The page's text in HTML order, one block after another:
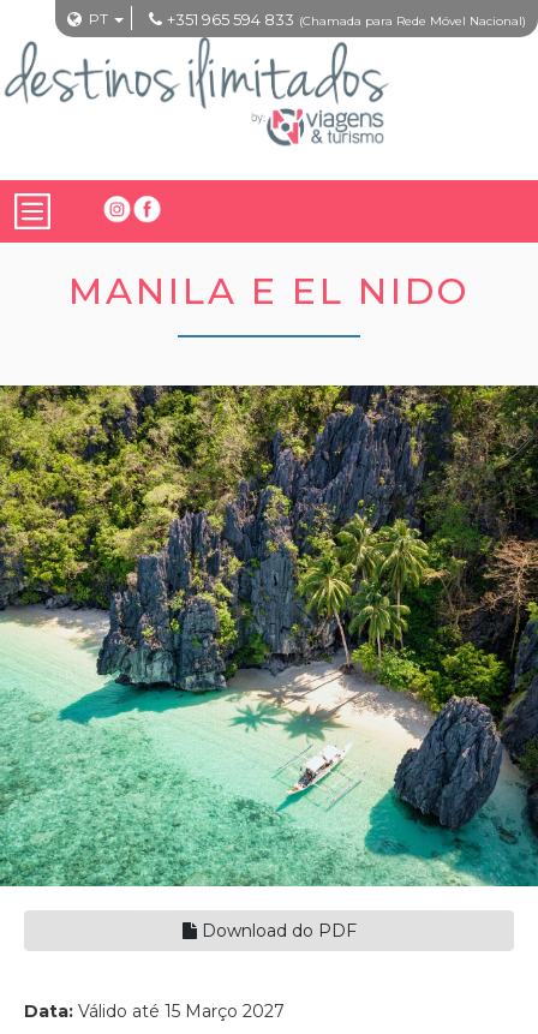
PT +351 965 594 833 (Chamada para Rede Móvel Nacional)
MANILA E EL NIDO
Download do PDF
Data: Válido até 15 Março 2027